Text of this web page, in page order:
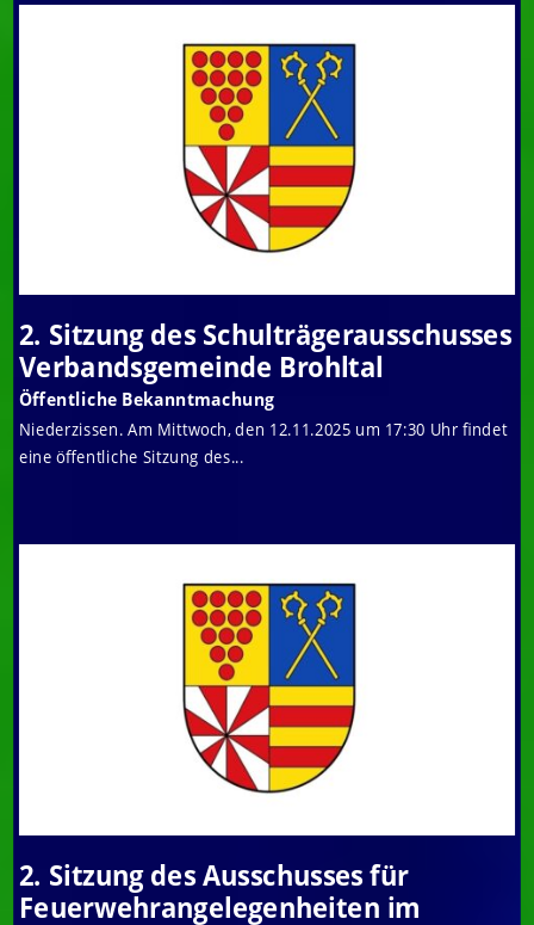
2. Sitzung des Schulträgerausschusses
Verbandsgemeinde Brohltal
Öffentliche Bekanntmachung
Niederzissen. Am Mittwoch, den 12.11.2025 um 17:30 Uhr findet
eine öffentliche Sitzung des...
2. Sitzung des Ausschusses für
Feuerwehrangelegenheiten im